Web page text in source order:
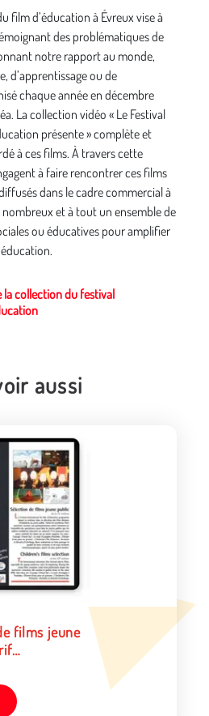
film d’éducation à Évreux vise à
des problématiques de
notre rapport au monde,
d’apprentissage ou de
chaque année en décembre
La collection vidéo « Le Festival
présente » complète et
à ces films. À travers cette
à faire rencontrer ces films
dans le cadre commercial à
et à tout un ensemble de
ou éducatives pour amplifier
la collection du festival
aussi
films jeune